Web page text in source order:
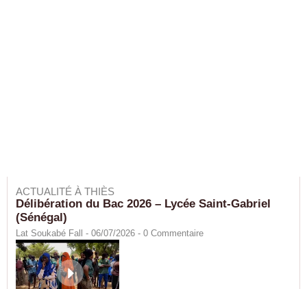
ACTUALITÉ À THIÈS
Délibération du Bac 2026 – Lycée Saint-Gabriel
(Sénégal)
Lat Soukabé Fall - 06/07/2026 - 0 Commentaire